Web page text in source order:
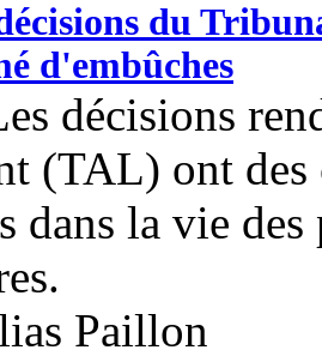
du
d'embûches
décisions
(TAL) ont des
dans la vie
Paillon